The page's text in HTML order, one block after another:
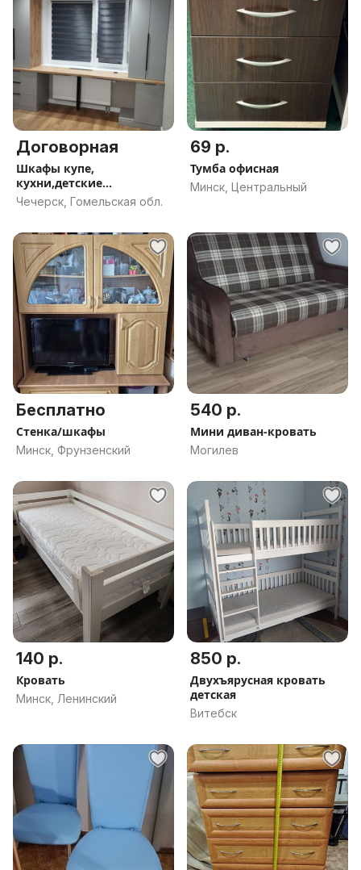
Договорная
Шкафы купе,
кухни,детские
4%кредит,рассрочка
Чечерск, Гомельская обл.
69 р.
Тумба офисная
Минск, Центральный
Бесплатно
Стенка/шкафы
Минск, Фрунзенский
540 р.
Мини диван-кровать
Могилев
140 р.
Кровать
Минск, Ленинский
850 р.
Двухъярусная кровать
детская
Витебск